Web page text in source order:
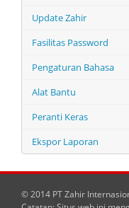
Update Zahir
Fasilitas Password
Pengaturan Bahasa
Alat Bantu
Peranti Keras
Ekspor Laporan
© 2014 PT Zahir